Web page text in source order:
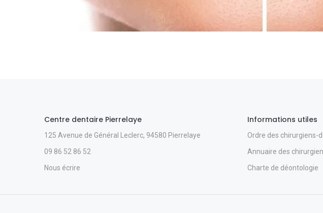
Centre dentaire Pierrelaye
125 Avenue de Général Leclerc, 94580 Pierrelaye
09 86 52 86 52
Nous écrire
Informations utiles
Ordre des chirurgiens-
Annuaire des
Charte de déontologie